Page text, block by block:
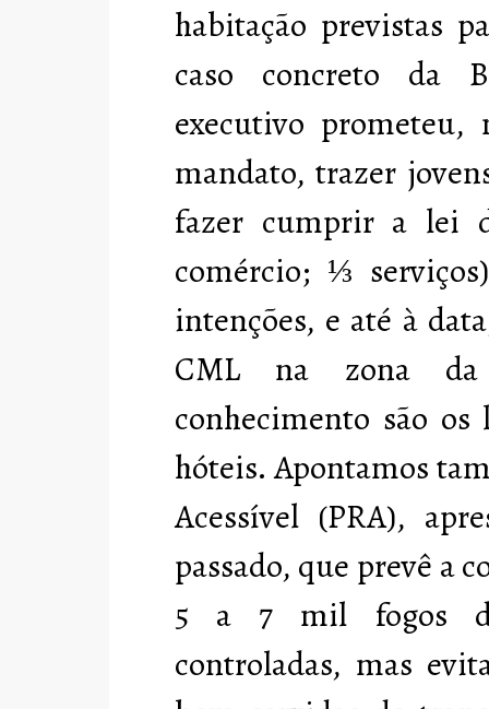
habitação previstas
caso concreto da
executivo
mandato, trazer
fazer cumprir a lei
comércio; ⅓
intenções, e até à
CML na zona
conhecimento são
hóteis. Apontamos
Acessível (PRA),
passado, que prevê a
5 a 7 mil fogos
controladas, mas